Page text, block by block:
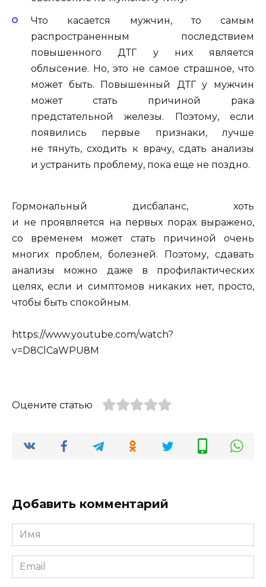
Что касается мужчин, то самым
распространенным последствием
повышенного ДТГ у них является
облысение. Но, это не самое страшное, что
может быть. Повышенный ДТГ у мужчин
может стать причиной рака
предстательной железы. Поэтому, если
появились первые признаки, лучше
не тянуть, сходить к врачу, сдать анализы
и устранить проблему, пока еще не поздно.
Гормональный дисбаланс, хоть
и не проявляется на первых порах выражено,
со временем может стать причиной очень
многих проблем, болезней. Поэтому, сдавать
анализы можно даже в профилактических
целях, если и симптомов никаких нет, просто,
чтобы быть спокойным.
https://www.youtube.com/watch?
v=D8ClCaWPU8M
Оцените статью
Добавить комментарий
Имя
*
Email
*